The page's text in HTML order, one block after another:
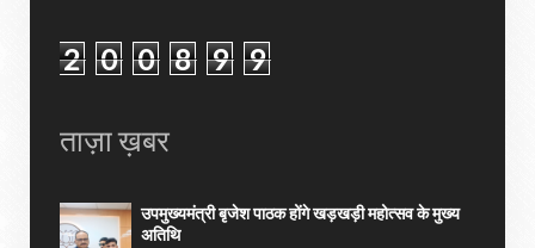
2 0 0 8 9 9
ताज़ा ख़बर
उपमुख्यमंत्री बृजेश पाठक होंगे खड़खड़ी महोत्सव के मुख्य
अतिथि